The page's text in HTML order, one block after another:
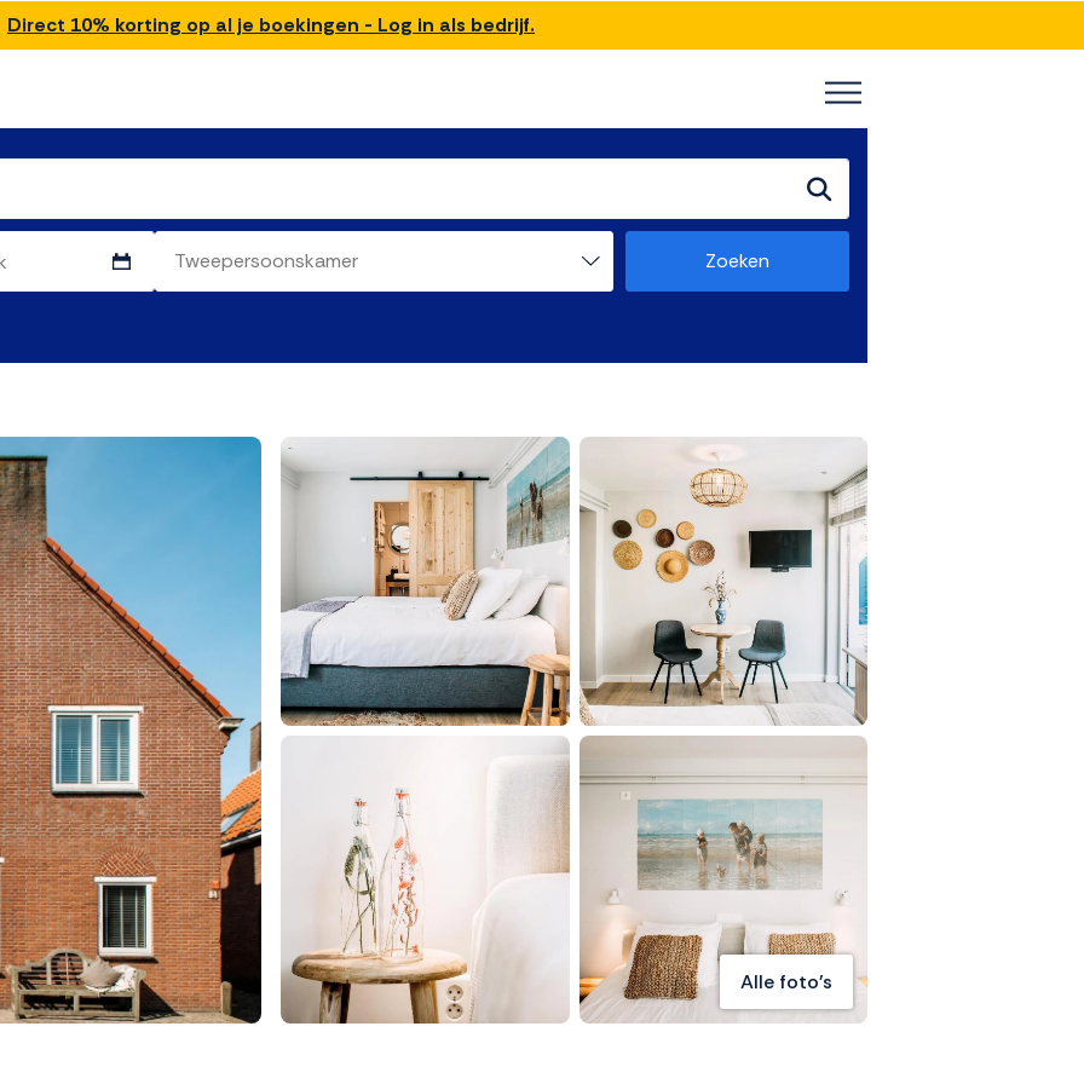
Direct 10% korting op al je boekingen - Log in als bedrijf.
Zoeken
Alle foto's